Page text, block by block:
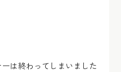
は終わってしまいました